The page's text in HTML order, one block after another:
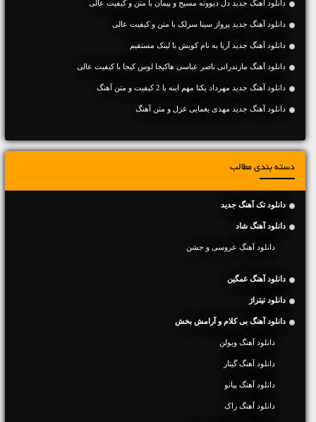
دانلود آهنگ جديد دل دیوونه مسیح و پیمان با متن و کیفیت عالی
دانلود آهنگ جديد پرواز سینا سرلک با متن و کیفیت عالی
دانلود آهنگ جديد آریا به نام کوبش با لینک مستقیم
دانلود آهنگ مازندرانی ناصر عباسی هاکیجا لوس کیجا با کیفیت عالی
دانلود آهنگ جديد مهرداد یکتا مهم اینه با 2 کیفیت و متن آهنگ
دانلود آهنگ جديد مهدی یغمایی غزل و متن آهنگ
دسته بندی مطالب
دانلود تک آهنگ جدید
دانلود آهنگ شاد
دانلود آهنگ عروسی و جشن
دانلود آهنگ غمگین
دانلود تیتراژ
دانلود آهنگ بی کلام و آرامش بخش
دانلود آهنگ ویولن
دانلود آهنگ گیتار
دانلود آهنگ پیانو
دانلود آهنگ راک